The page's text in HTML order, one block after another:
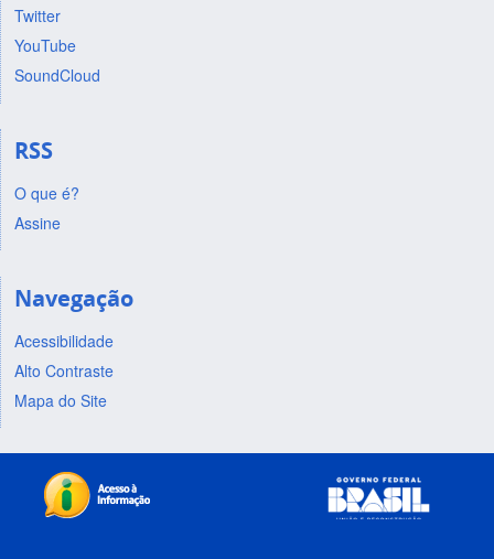
Twitter
YouTube
SoundCloud
RSS
O que é?
Assine
Navegação
Acessibilidade
Alto Contraste
Mapa do Site